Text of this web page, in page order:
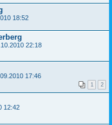
18:52
22:18
17:46
1 2
12:42